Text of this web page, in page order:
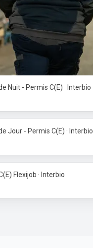
Nuit - Permis C(E) · Interbio
Jour - Permis C(E) · Interbio
Flexijob · Interbio